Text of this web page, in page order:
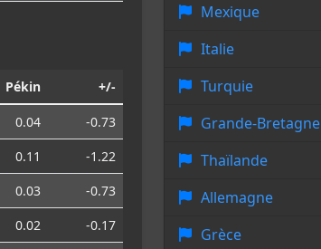
Pékin +/-
0.04
-0.73
0.11
-1.22
0.03
-0.73
0.02
-0.17
Mexique
Italie
Turquie
Grande-Bretagne
Thaïlande
Allemagne
Grèce